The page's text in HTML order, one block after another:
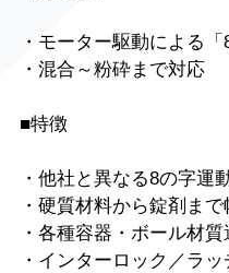
・モーター駆動による
・混合～粉砕まで対応
■特徴
・他社と異なる8の字運
・硬質材料から錠剤ま
・各種容器・ボール材
・インターロック／ラ